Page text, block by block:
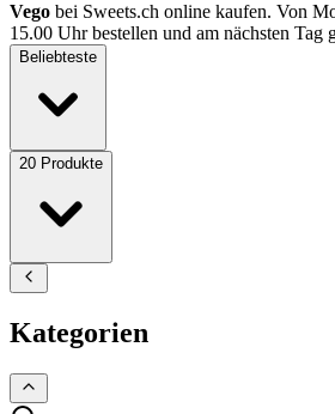
Vego bei Sweets.ch online kaufen. Von
15.00 Uhr bestellen und am nächsten Tag
Beliebteste
20 Produkte
Kategorien